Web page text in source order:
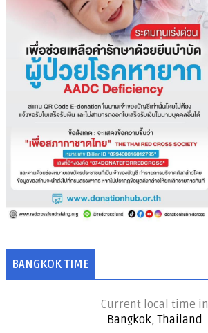
BANGKOK TIME
Current local time in
Bangkok, Thailand